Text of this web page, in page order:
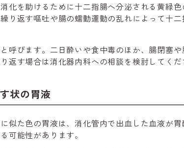
化を助けるために十二指腸へ分泌される黄緑
り返す嘔吐や腸の蠕動運動の乱れによって十
呼びます。二日酔いや食中毒のほか、腸閉塞
返す場合は消化器内科への相談を検討してくだ
状の胃液
似た色の胃液は、消化管内で出血した血液が
可能性があります。